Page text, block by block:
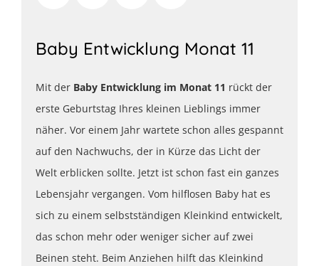
Baby Entwicklung Monat 11
Mit der Baby Entwicklung im Monat 11 rückt der
erste Geburtstag Ihres kleinen Lieblings immer
näher. Vor einem Jahr wartete schon alles gespannt
auf den Nachwuchs, der in Kürze das Licht der
Welt erblicken sollte. Jetzt ist schon fast ein ganzes
Lebensjahr vergangen. Vom hilflosen Baby hat es
sich zu einem selbstständigen Kleinkind entwickelt,
das schon mehr oder weniger sicher auf zwei
Beinen steht. Beim Anziehen hilft das Kleinkind